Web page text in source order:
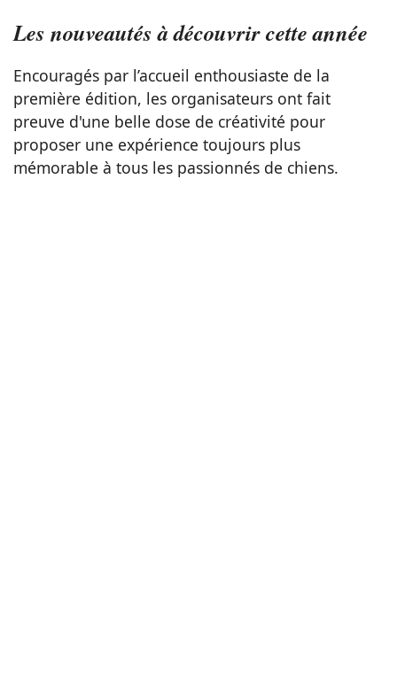
Les nouveautés à découvrir cette année
Encouragés par l’accueil enthousiaste de la
première édition, les organisateurs ont fait
preuve d'une belle dose de créativité pour
proposer une expérience toujours plus
mémorable à tous les passionnés de chiens.